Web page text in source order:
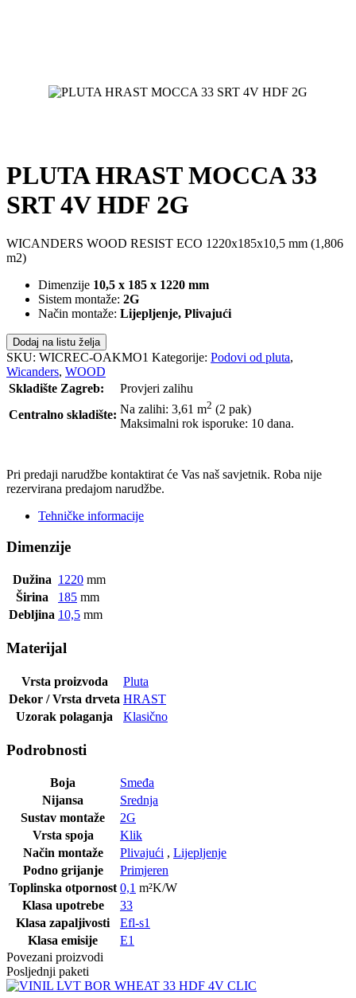
PLUTA HRAST MOCCA 33
SRT 4V HDF 2G
WICANDERS WOOD RESIST ECO 1220x185x10,5 mm (1,806
m2)
Dimenzije 10,5 x 185 x 1220 mm
Sistem montaže: 2G
Način montaže: Lijepljenje, Plivajući
Dodaj na listu želja
SKU: WICREC-OAKMO1 Kategorije: Podovi od pluta,
Wicanders, WOOD
Skladište Zagreb:
Provjeri zalihu
Centralno skladište: Na zalihi: 3,61 m2 (2 pak)
Maksimalni rok isporuke: 10 dana.
Pri predaji narudžbe kontaktirat će Vas naš savjetnik. Roba nije
rezervirana predajom narudžbe.
Tehničke informacije
Dimenzije
Dužina 1220 mm
Širina
185 mm
Debljina 10,5 mm
Materijal
Vrsta proizvoda
Pluta
Dekor / Vrsta drveta HRAST
Uzorak polaganja
Klasično
Podrobnosti
Boja
Smeđa
Nijansa
Srednja
Sustav montaže
2G
Vrsta spoja
Klik
Način montaže
Plivajući , Lijepljenje
Podno grijanje
Primjeren
Toplinska otpornost 0,1 m²K/W
Klasa upotrebe
33
Klasa zapaljivosti
Efl-s1
Klasa emisije
E1
Povezani proizvodi
Posljednji paketi